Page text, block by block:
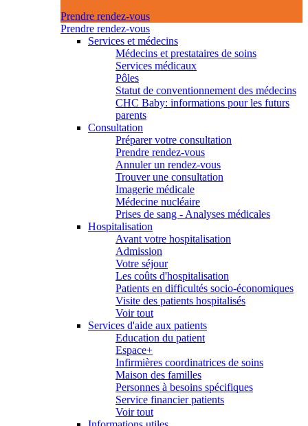
Prendre rendez-vous
Prendre rendez-vous
Services et médecins
Médecins et prestataires de soins
Services médicaux
Pôles
Statut de conventionnement des médecins
CHC Baby: informations pour les futurs
parents
Consultation
Préparer votre consultation
Prendre rendez-vous
Annuler un rendez-vous
Trouver une consultation
Imagerie médicale
Médecine nucléaire
Prises de sang - Analyses médicales
Hospitalisation
Avant votre hospitalisation
Admission
Votre séjour
Les coûts d'hospitalisation
Patients en difficultés socio-économiques
Visite des patients hospitalisés
Voir tout
Services d'aide aux patients
Education du patient
Espace+
Infirmières coordinatrices de soins
Maison des familles
Personnes à besoins spécifiques
Service financier patients
Voir tout